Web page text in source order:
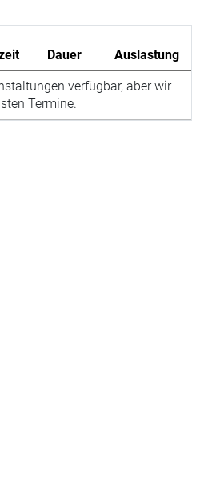
Dauer Auslastung
verfügbar, aber wir
Termine.